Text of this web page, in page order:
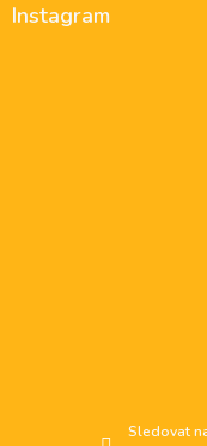
Instagram
Sledovat